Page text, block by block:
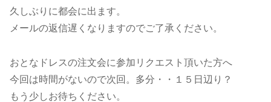
久しぶりに都会に出ます。
メールの返信遅くなりますのでご了承ください。
おとなドレスの注文会に参加リクエスト頂いた方へ
今回は時間がないので次回。多分・・１５日辺り？
もう少しお待ちください。